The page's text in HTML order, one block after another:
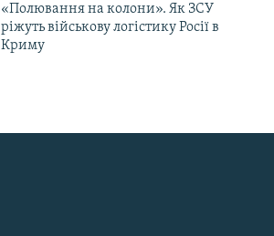
«Полювання на колони». Як ЗСУ
ріжуть військову логістику Росії в
Криму